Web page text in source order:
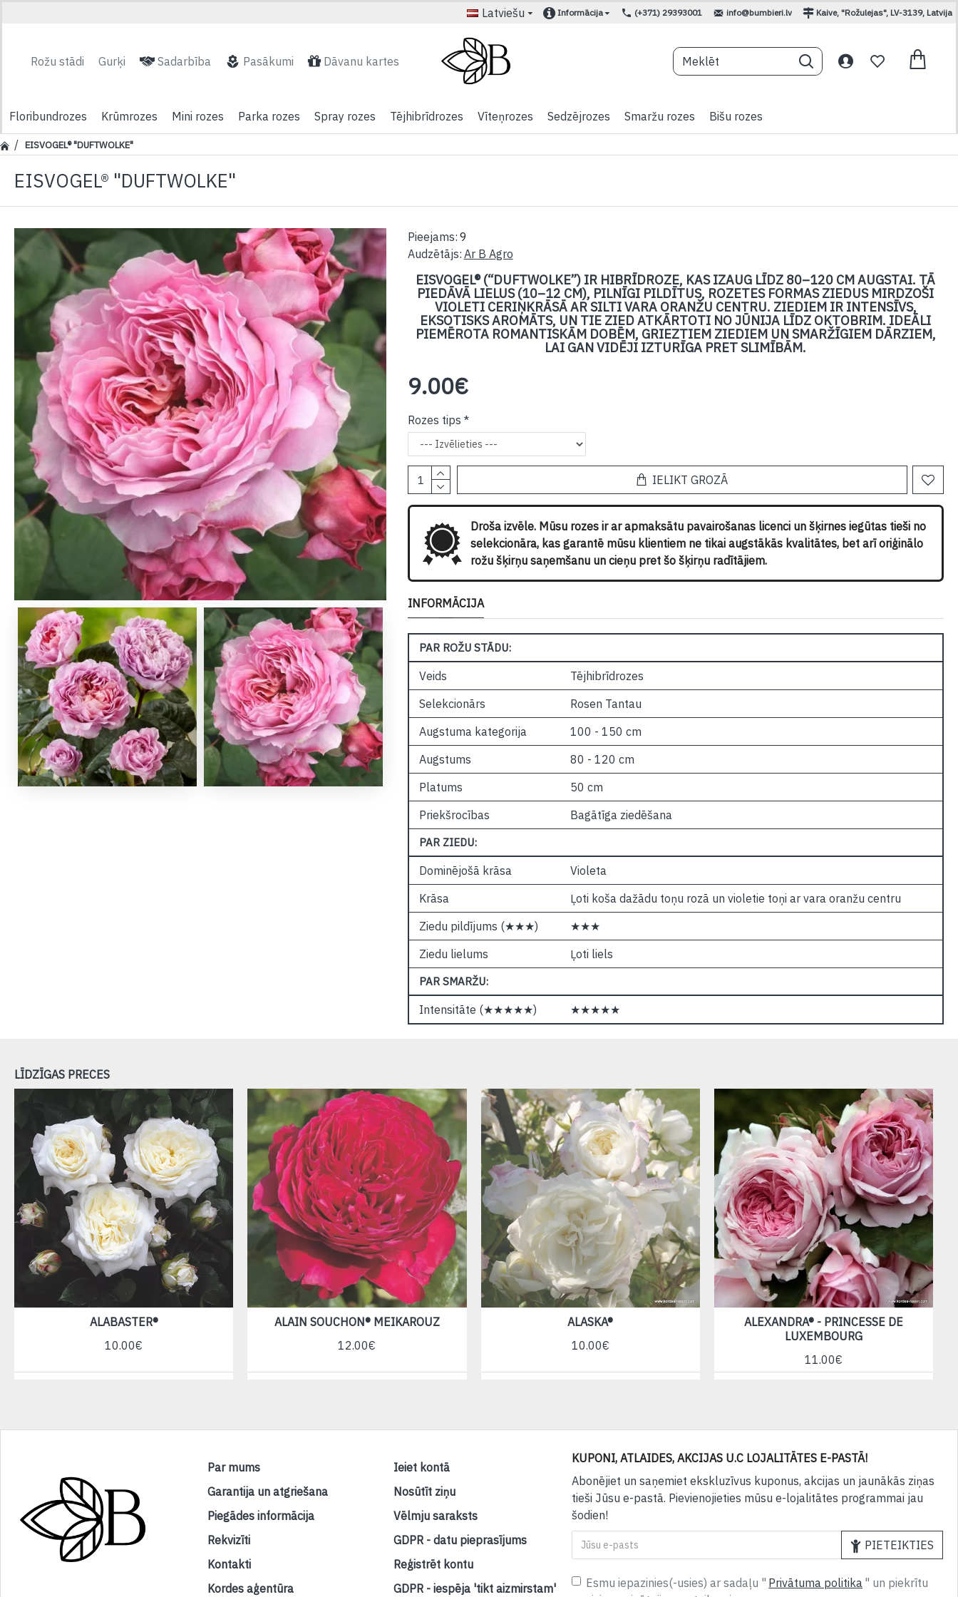
Latviešu Informācija (+371) 29393001 info@bumbieri.lv Kaive, "Rožulejas", LV-3139, Latvija
Rožu stādi Gurķi Sadarbība Pasākumi Dāvanu kartes
Floribundrozes Krūmrozes Mini rozes Parka rozes Spray rozes Tējhibrīdrozes Vīteņrozes Sedzējrozes Smaržu rozes Bišu rozes
EISVOGEL® "DUFTWOLKE"
EISVOGEL® "DUFTWOLKE"
EISVOGEL® (“DUFTWOLKE”) IR HIBRĪDROZE, KAS IZAUG LĪDZ 80–120 CM AUGSTAI. TĀ
PIEDĀVĀ LIELUS (10–12 CM), PILNĪGI PILDĪTUS, ROZETES FORMAS ZIEDUS MIRDZOŠI
VIOLETI CERIŅKRĀSĀ AR SILTI VARA ORANŽU CENTRU. ZIEDIEM IR INTENSĪVS,
EKSOTISKS AROMĀTS, UN TIE ZIED ATKĀRTOTI NO JŪNIJA LĪDZ OKTOBRIM. IDEĀLI
PIEMĒROTA ROMANTISKĀM DOBĒM, GRIEZTIEM ZIEDIEM UN SMARŽĪGIEM DĀRZIEM,
LAI GAN VIDĒJI IZTURĪGA PRET SLIMĪBĀM.
Pieejams: 9
Audzētājs: Ar B Agro
9.00€
Rozes tips
IELIKT GROZĀ
Droša izvēle. Mūsu rozes ir ar apmaksātu pavairošanas licenci un šķirnes iegūtas tieši no
selekcionāra, kas garantē mūsu klientiem ne tikai augstākās kvalitātes, bet arī oriģinālo
rožu šķirņu saņemšanu un cieņu pret šo šķirņu radītājiem.
INFORMĀCIJA
PAR ROŽU STĀDU:
Veids
Tējhibrīdrozes
Selekcionārs
Rosen Tantau
Augstuma kategorija
100 - 150 cm
Augstums
80 - 120 cm
Platums
50 cm
Priekšrocības
Bagātīga ziedēšana
PAR ZIEDU:
Dominējošā krāsa
Violeta
Krāsa
Ļoti koša dažādu toņu rozā un violetie toņi ar vara oranžu centru
Ziedu pildījums (★★★)
★★★
Ziedu lielums
Ļoti liels
PAR SMARŽU:
Intensitāte (★★★★★) ★★★★★
LĪDZĪGAS PRECES
ALABASTER®
10.00€
ALAIN SOUCHON® MEIKAROUZ
12.00€
ALASKA®
10.00€
ALEXANDRA® - PRINCESSE DE
LUXEMBOURG
11.00€
Par mums
Garantija un atgriešana
Piegādes informācija
Rekvizīti
Kontakti
Kordes aģentūra
Ieiet kontā
Nosūtīt ziņu
Vēlmju saraksts
GDPR - datu pieprasījums
Reģistrēt kontu
GDPR - iespēja 'tikt aizmirstam'
KUPONI, ATLAIDES, AKCIJAS U.C LOJALITĀTES E-PASTĀ!
Abonējiet un saņemiet ekskluzīvus kuponus, akcijas un jaunākās ziņas
tieši Jūsu e-pastā. Pievienojieties mūsu e-lojalitātes programmai jau
šodien!
PIETEIKTIES
Esmu iepazinies(-usies) ar sadaļu " Privātuma politika " un piekrītu